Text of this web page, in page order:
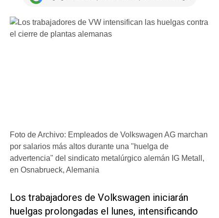
Foto de Archivo: Empleados de Volkswagen AG marchan
por salarios más altos durante una "huelga de
advertencia" del sindicato metalúrgico alemán IG Metall,
en Osnabrueck, Alemania
Los trabajadores de Volkswagen iniciarán
huelgas prolongadas el lunes, intensificando